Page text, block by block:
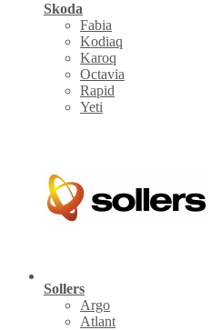
Skoda
Fabia
Kodiaq
Karoq
Octavia
Rapid
Yeti
Sollers
Argo
Atlant